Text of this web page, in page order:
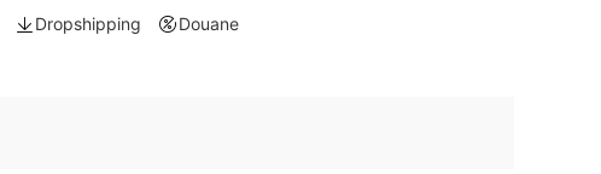
Dropshipping Douane